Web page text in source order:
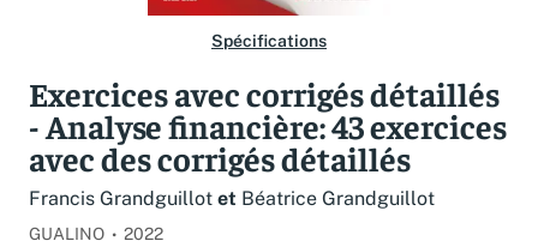
Spécifications
Exercices avec corrigés détaillés
- Analyse financière: 43 exercices
avec des corrigés détaillés
Francis Grandguillot et Béatrice Grandguillot
GUALINO 2022